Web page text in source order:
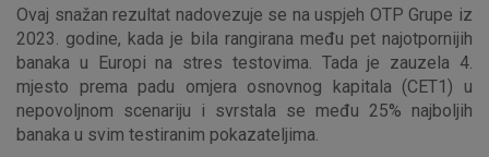
Ovaj snažan rezultat nadovezuje se na uspjeh OTP Grupe iz
2023. godine, kada je bila rangirana među pet najotpornijih
banaka u Europi na stres testovima. Tada je zauzela 4.
mjesto prema padu omjera osnovnog kapitala (CET1) u
nepovoljnom scenariju i svrstala se među 25% najboljih
banaka u svim testiranim pokazateljima.
kolačići ne pohranjuju nikakve informacije koje bi vas mogle
identificirati.
Detaljnije informacije o kolačićima